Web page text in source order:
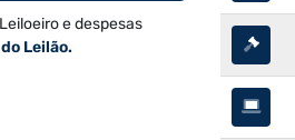
e despesas
Leilão.